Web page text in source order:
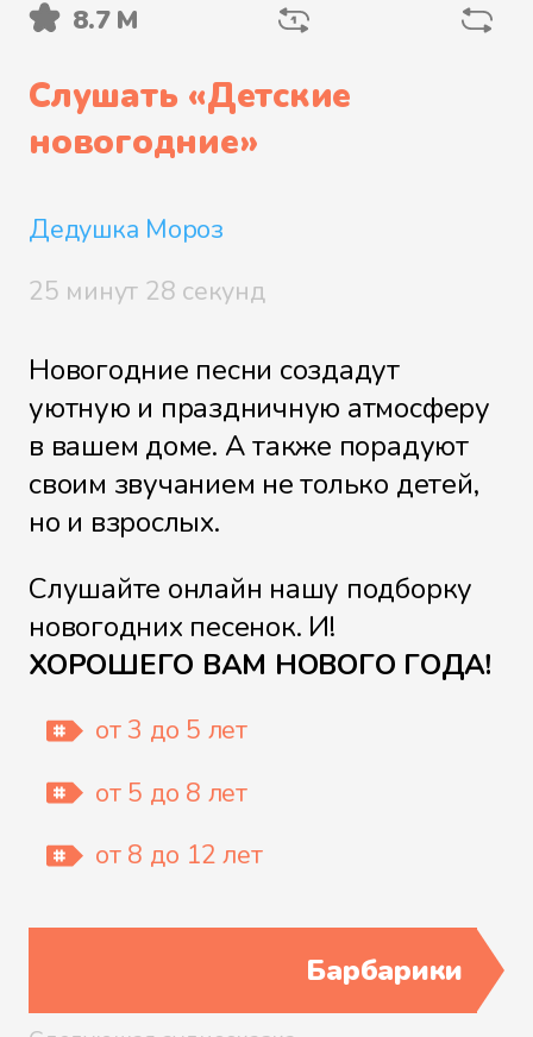
Песенка Умки
Песня Деда Мороза и
Снегурочки
колокольчики
Снежинка
Тройка
В лесу родилась елочка
Зимняя сказка
8.7 М
Слушать «Детские
новогодние»
Дедушка Мороз
25 минут 28 секунд
Новогодние песни создадут
уютную и праздничную атмосферу
в вашем доме. А также порадуют
своим звучанием не только детей,
но и взрослых.
Слушайте онлайн нашу подборку
новогодних песенок. И!
ХОРОШЕГО ВАМ НОВОГО ГОДА!
от 3 до 5 лет
от 5 до 8 лет
от 8 до 12 лет
Барбарики